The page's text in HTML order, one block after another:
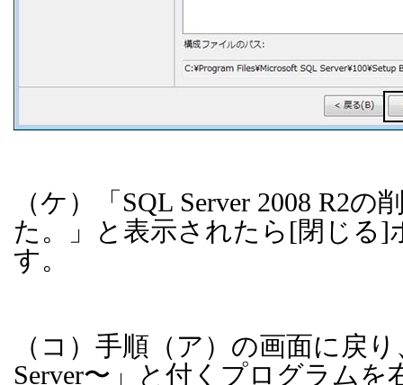
（ケ）「 SQL Server 2008 R2の
た。」と表示されたら [閉じる]
す。
（コ）手順（ア）の画面に戻
Server〜」と付くプログラムを